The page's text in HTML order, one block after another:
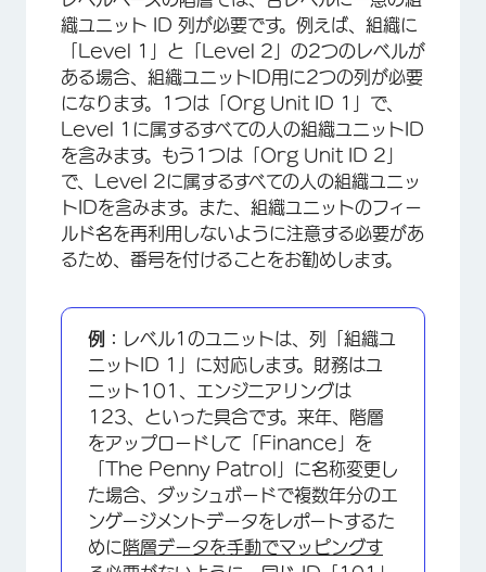
×
織ユニット ID 列が必要です。例えば、組織に
「Level 1」と「Level 2」の2つのレベルが
ある場合、組織ユニットID用に2つの列が必要
になります。1つは「Org Unit ID 1」で、
Level 1に属するすべての人の組織ユニットID
を含みます。もう1つは「Org Unit ID 2」
で、Level 2に属するすべての人の組織ユニッ
トIDを含みます。また、組織ユニットのフィー
ルド名を再利用しないように注意する必要があ
るため、番号を付けることをお勧めします。
例：
レベル1のユニットは、列「組織ユ
ニットID 1」に対応します。財務はユ
ニット101、エンジニアリングは
123、といった具合です。来年、階層
をアップロードして「Finance」を
「The Penny Patrol」に名称変更し
た場合、ダッシュボードで複数年分のエ
ンゲージメントデータをレポートするた
めに 階層データを手動でマッピングす